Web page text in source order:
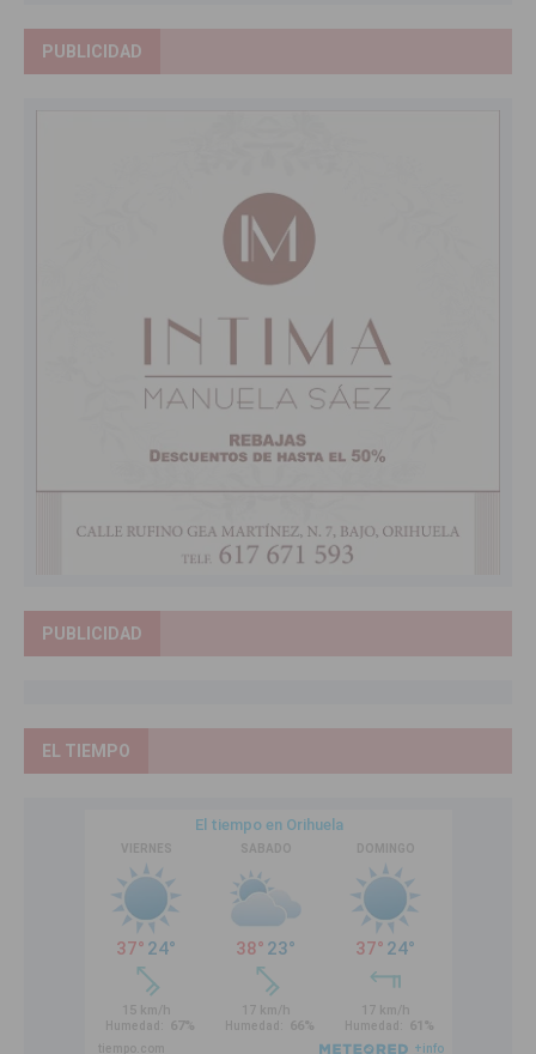
PUBLICIDAD
PUBLICIDAD
EL TIEMPO